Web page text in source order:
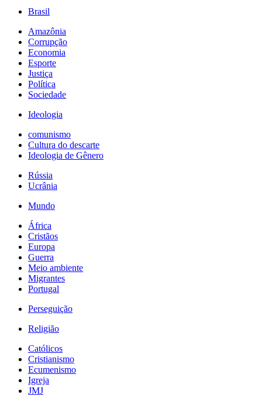
Brasil
Amazônia
Corrupção
Economia
Esporte
Justiça
Política
Sociedade
Ideologia
comunismo
Cultura do descarte
Ideologia de Gênero
Rússia
Ucrânia
Mundo
África
Cristãos
Europa
Guerra
Meio ambiente
Migrantes
Portugal
Perseguição
Religião
Católicos
Cristianismo
Ecumenismo
Igreja
JMJ